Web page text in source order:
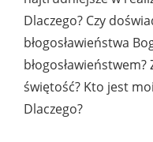
Dlaczego? Czy
błogosławieństwa
świętość? Kto jest
Dlaczego?